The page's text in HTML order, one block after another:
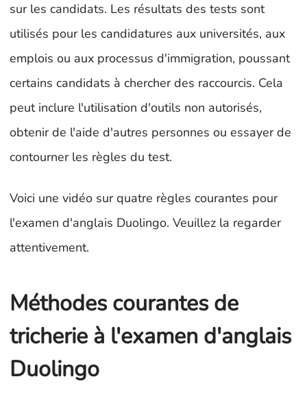
sur les candidats. Les résultats des tests sont
utilisés pour les candidatures aux universités, aux
emplois ou aux processus d'immigration, poussant
certains candidats à chercher des raccourcis. Cela
peut inclure l'utilisation d'outils non autorisés,
obtenir de l'aide d'autres personnes ou essayer de
contourner les règles du test.
Voici une vidéo sur quatre règles courantes pour
l'examen d'anglais Duolingo. Veuillez la regarder
attentivement.
Méthodes courantes de
tricherie à l'examen d'anglais
Duolingo